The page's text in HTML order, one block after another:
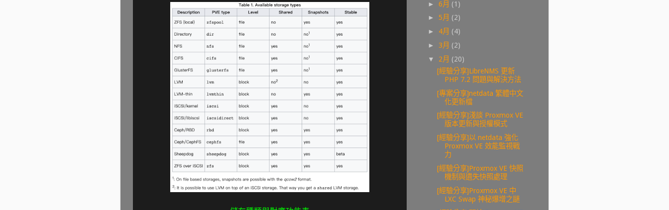
►6月 (1)
►5月 (2)
► 4月 (4)
► 3月 (2)
▼ 2月 (20)
[經驗分享]LibreNMS 更新
PHP 7.2 問題與解決方法
[專案分享]netdata 繁體中文
化更新檔
[經驗分享]淺談 Proxmox VE
版本更新與授權模式
[經驗分享]以 netdata 強化
Proxmox VE 效能監視戰
力
[經驗分享]Proxmox VE 快照
機制與遺失快照處理
[經驗分享]Proxmox VE 中
LXC Swap 神秘爆增之謎